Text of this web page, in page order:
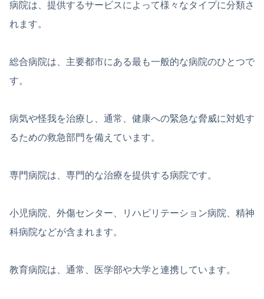
病院は、提供するサービスによって様々なタイプに分類さ
れます。
総合病院は、主要都市にある最も一般的な病院のひとつで
す。
病気や怪我を治療し、通常、健康への緊急な脅威に対処す
るための救急部門を備えています。
専門病院は、専門的な治療を提供する病院です。
小児病院、外傷センター、リハビリテーション病院、精神
科病院などが含まれます。
教育病院は、通常、医学部や大学と連携しています。